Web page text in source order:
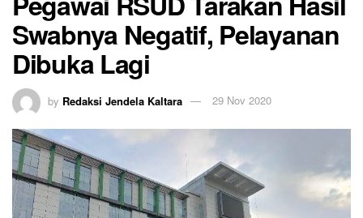
Swabnya Negatif, Pelayanan
Dibuka Lagi
by Redaksi Jendela Kaltara 29 Nov 2020